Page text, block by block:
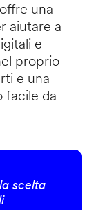
una
aiutare a
e
proprio
e una
facile da
scelta